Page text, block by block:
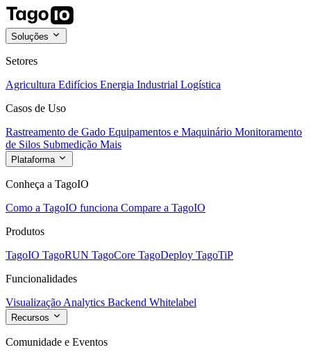
Soluções
Setores
Agricultura Edifícios Energia Industrial Logística
Casos de Uso
Rastreamento de Gado Equipamentos e Maquinário Monitoramento
de Silos Submedição Mais
Plataforma
Conheça a TagoIO
Como a TagoIO funciona Compare a TagoIO
Produtos
TagoIO TagoRUN TagoCore TagoDeploy TagoTiP
Funcionalidades
Visualização Analytics Backend Whitelabel
Recursos
Comunidade e Eventos